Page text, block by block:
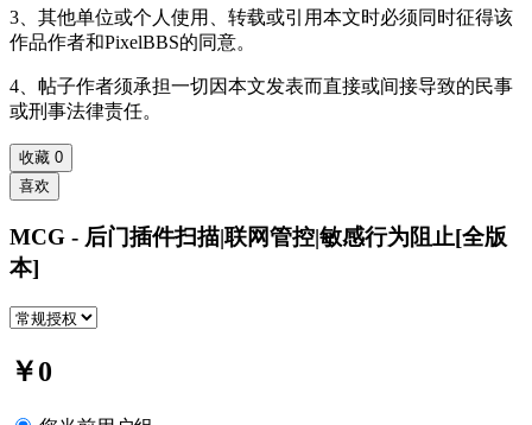
3、其他单位或个人使用、转载或引用本文时必须同时征得该
作品作者和PixelBBS的同意。
4、帖子作者须承担一切因本文发表而直接或间接导致的民事
或刑事法律责任。
收藏 0
喜欢
MCG - 后门插件扫描|联网管控|敏感行为阻止[全版
本]
￥0